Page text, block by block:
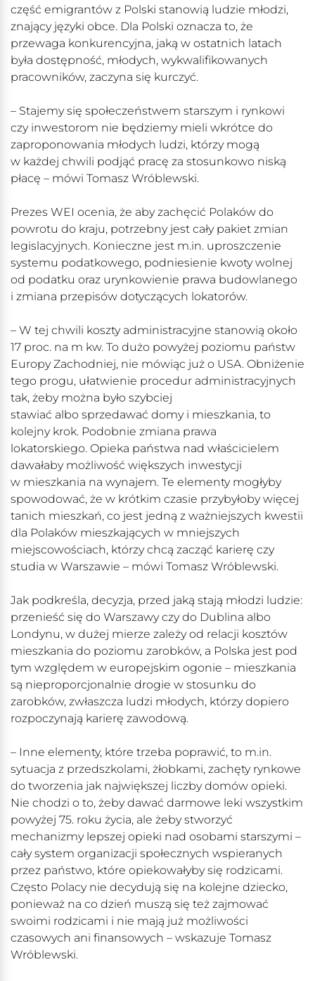
część emigrantów z Polski stanowią ludzie młodzi,
znający języki obce. Dla Polski oznacza to, że
przewaga konkurencyjna, jaką w ostatnich latach
była dostępność, młodych, wykwalifikowanych
pracowników, zaczyna się kurczyć.
– Stajemy się społeczeństwem starszym i rynkowi
czy inwestorom nie będziemy mieli wkrótce do
zaproponowania młodych ludzi, którzy mogą
w każdej chwili podjąć pracę za stosunkowo niską
płacę – mówi Tomasz Wróblewski.
Prezes WEI ocenia, że aby zachęcić Polaków do
powrotu do kraju, potrzebny jest cały pakiet zmian
legislacyjnych. Konieczne jest m.in. uproszczenie
systemu podatkowego, podniesienie kwoty wolnej
od podatku oraz urynkowienie prawa budowlanego
i zmiana przepisów dotyczących lokatorów.
– W tej chwili koszty administracyjne stanowią około
17 proc. na m kw. To dużo powyżej poziomu państw
Europy Zachodniej, nie mówiąc już o USA. Obniżenie
tego progu, ułatwienie procedur administracyjnych
tak, żeby można było szybciej
stawiać albo sprzedawać domy i mieszkania, to
kolejny krok. Podobnie zmiana prawa
lokatorskiego. Opieka państwa nad właścicielem
dawałaby możliwość większych inwestycji
w mieszkania na wynajem. Te elementy mogłyby
spowodować, że w krótkim czasie przybyłoby więcej
tanich mieszkań, co jest jedną z ważniejszych kwestii
dla Polaków mieszkających w mniejszych
miejscowościach, którzy chcą zacząć karierę czy
studia w Warszawie – mówi Tomasz Wróblewski.
Jak podkreśla, decyzja, przed jaką stają młodzi ludzie:
przenieść się do Warszawy czy do Dublina albo
Londynu, w dużej mierze zależy od relacji kosztów
mieszkania do poziomu zarobków, a Polska jest pod
tym względem w europejskim ogonie – mieszkania
są nieproporcjonalnie drogie w stosunku do
zarobków, zwłaszcza ludzi młodych, którzy dopiero
rozpoczynają karierę zawodową.
– Inne elementy, które trzeba poprawić, to m.in.
sytuacja z przedszkolami, żłobkami, zachęty rynkowe
do tworzenia jak największej liczby domów opieki.
Nie chodzi o to, żeby dawać darmowe leki wszystkim
powyżej 75. roku życia, ale żeby stworzyć
mechanizmy lepszej opieki nad osobami starszymi –
cały system organizacji społecznych wspieranych
przez państwo, które opiekowałyby się rodzicami.
Często Polacy nie decydują się na kolejne dziecko,
ponieważ na co dzień muszą się też zajmować
swoimi rodzicami i nie mają już możliwości
czasowych ani finansowych – wskazuje Tomasz
Wróblewski.